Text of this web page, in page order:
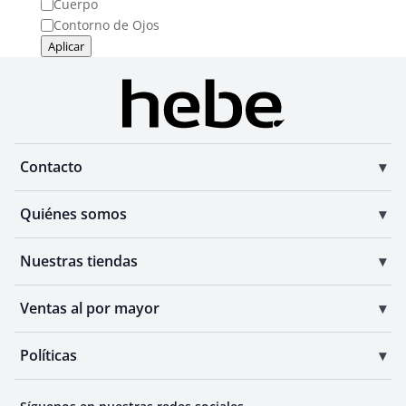
Cuerpo
Contorno de Ojos
Aplicar
Contacto
Quiénes somos
Nuestras tiendas
Ventas al por mayor
Políticas